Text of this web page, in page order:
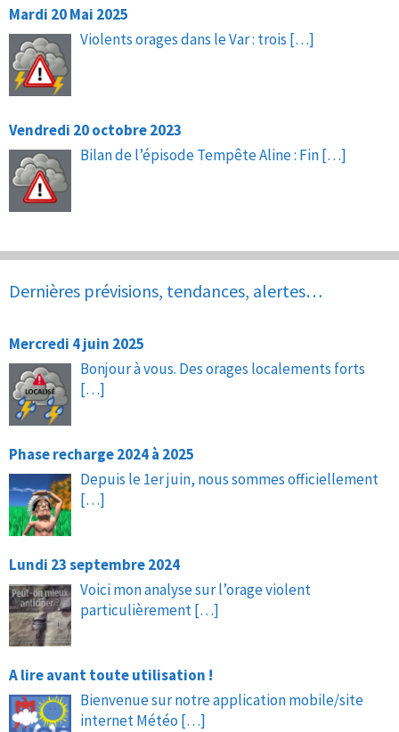
Mardi 20 Mai 2025
Violents orages dans le Var : trois […]
Vendredi 20 octobre 2023
Bilan de l’épisode Tempête Aline : Fin[…]
Dernières prévisions, tendances, alertes…
Mercredi 4 juin 2025
Bonjour à vous. Des orages localements forts
[…]
Phase recharge 2024 à 2025
Depuis le 1er juin, nous sommes officiellement
[…]
Lundi 23 septembre 2024
Voici mon analyse sur l’orage violent
particulièrement[…]
A lire avant toute utilisation !
Bienvenue sur notre application mobile/site
internet Météo […]